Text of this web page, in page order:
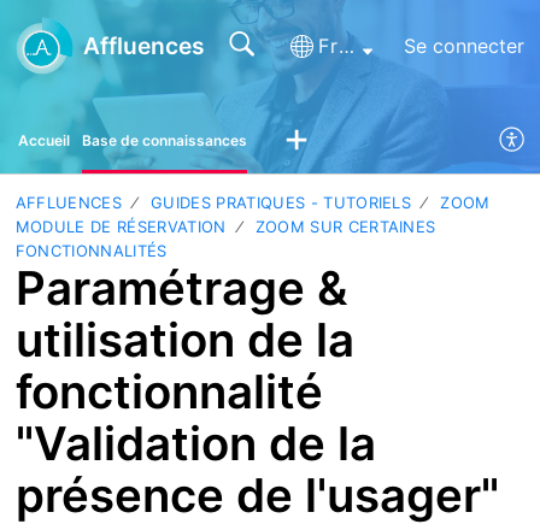
Affluences Français (France) Se connecter
Accueil Base de connaissances
AFFLUENCES GUIDES PRATIQUES - TUTORIELS
ZOOM
MODULE DE RÉSERVATION
ZOOM SUR CERTAINES
FONCTIONNALITÉS
Paramétrage &
utilisation de la
fonctionnalité
"Validation de la
présence de l'usager"